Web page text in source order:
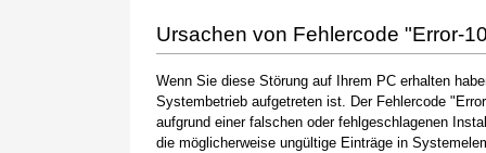
Ursachen von Fehlercode "Error-
Wenn Sie diese Störung auf Ihrem PC erhalten
Systembetrieb aufgetreten ist. Der Fehlercode
aufgrund einer falschen oder fehlgeschlagenen
die möglicherweise ungültige Einträge in